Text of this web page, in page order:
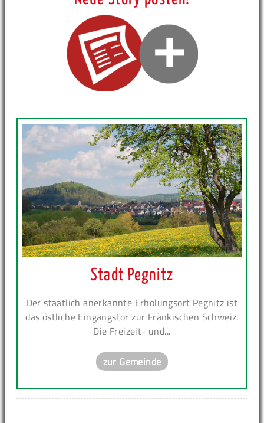
Stadt Pegnitz
Der staatlich anerkannte Erholungsort Pegnitz ist
das östliche Eingangstor zur Fränkischen Schweiz.
Die Freizeit- und...
zur Gemeinde